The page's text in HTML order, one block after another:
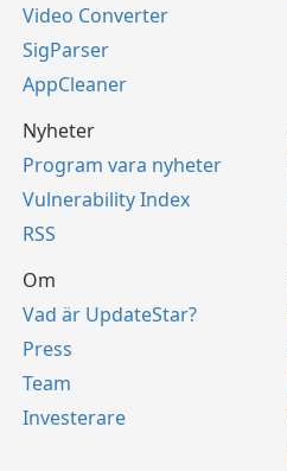
Video Converter
SigParser
AppCleaner
Nyheter
Program vara nyheter
Vulnerability Index
RSS
Om
Vad är UpdateStar?
Press
Team
Investerare